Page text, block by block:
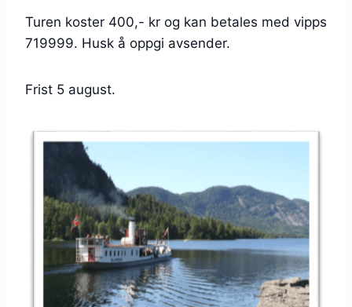
Turen koster 400,- kr og kan betales med vipps
719999. Husk å oppgi avsender.
Frist 5 august.